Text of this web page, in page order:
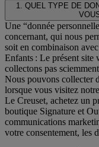
1. QUEL TYPE DE
Une “donnée
concernant, qui nous
soit en combinaison
Enfants : Le présent site
collectons pas
Nous pouvons collecter
lorsque vous visitez
Le Creuset, achetez un
boutique Signature et
communications
votre consentement, les